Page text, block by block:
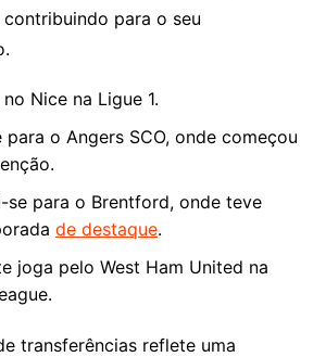
para o seu
Nice na Ligue 1.
para o Angers SCO, onde começou
se para o Brentford, onde teve
de destaque.
joga pelo West Ham United na
transferências reflete uma